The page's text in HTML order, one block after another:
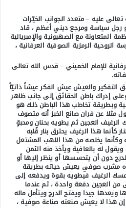
عليه – متعدد الجوانب الخيّرات
رجل سياسة ومرجع ديني أعظم ، قاد
المتعاونة مع الصهيونية والإمبريالية
الروحية الرمزية الصوفية العرفانية ،
للإمام الخميني – قدس الله تعالى
والعيش عيش الفكر عيشاً ذاتيّاً
إدراك باطن الحقائق إلى جانب ظاهر
وبطريقة تخاطب هذا الباطن ذلك هو
عن فران صانع الخبز أنه متصوف
العجين ثم يطويه بحنانٍ ومحبةٍ
هذا الرغيف يحترق بنار قلبه
وكأنما يخلصه من هذا اللهب المشتعل
له بالعافية ويأخذ منه الثمن
دون أن يتحسسها أو ينظر إليها أو
مشرب صوفي يعيش حياته بطريقة
الرغيف فيطويه بقوة ويدفعه إلى
من العجين دفعة واحدة ، ثم عندما
ويعدها جيدا ويفتح الدرج ويتأمل ماله
هذا لا يعيش صنعته صناعة صوفية ،